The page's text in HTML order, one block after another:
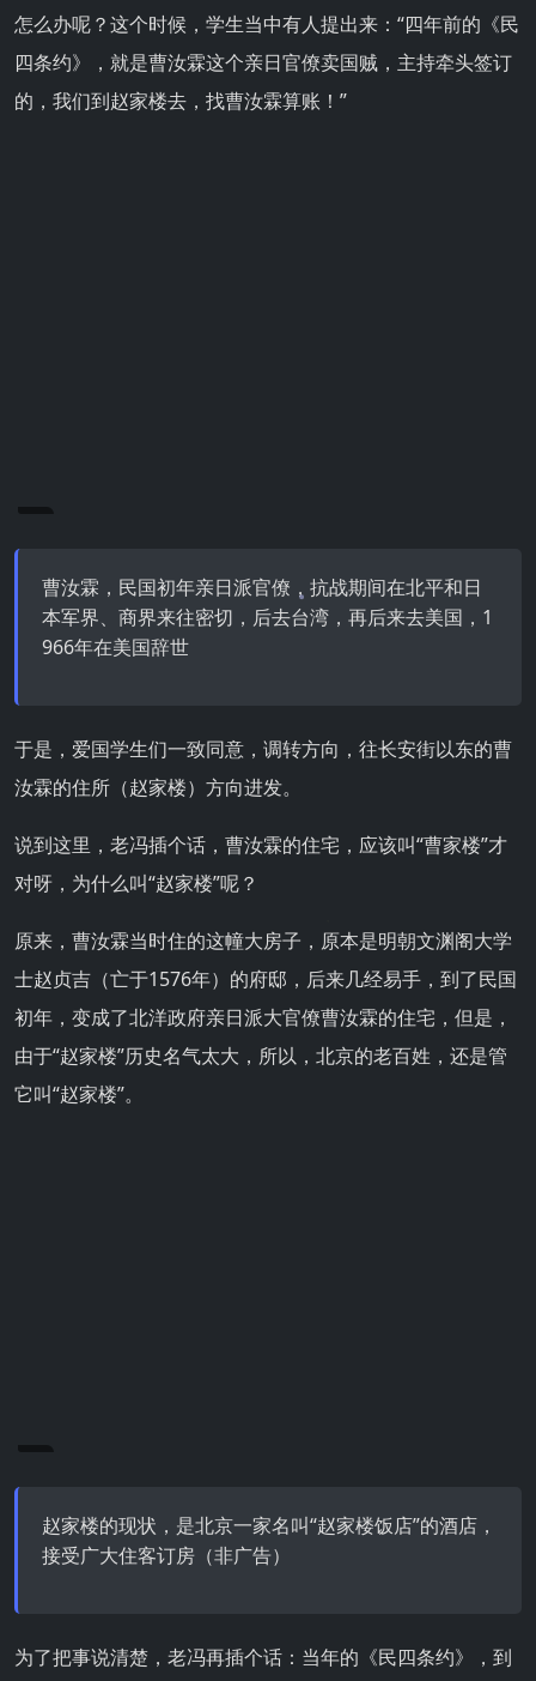
怎么办呢？这个时候，学生当中有人提出来：“四年前的《民
四条约》，就是曹汝霖这个亲日官僚卖国贼，主持牵头签订
的，我们到赵家楼去，找曹汝霖算账！”
曹汝霖，民国初年亲日派官僚，抗战期间在北平和日
本军界、商界来往密切，后去台湾，再后来去美国，1
966年在美国辞世
于是，爱国学生们一致同意，调转方向，往长安街以东的曹
汝霖的住所（赵家楼）方向进发。
说到这里，老冯插个话，曹汝霖的住宅，应该叫“曹家楼”才
对呀，为什么叫“赵家楼”呢？
原来，曹汝霖当时住的这幢大房子，原本是明朝文渊阁大学
士赵贞吉（亡于1576年）的府邸，后来几经易手，到了民国
初年，变成了北洋政府亲日派大官僚曹汝霖的住宅，但是，
由于“赵家楼”历史名气太大，所以，北京的老百姓，还是管
它叫“赵家楼”。
赵家楼的现状，是北京一家名叫“赵家楼饭店”的酒店，
接受广大住客订房（非广告）
为了把事说清楚，老冯再插个话：当年的《民四条约》，到